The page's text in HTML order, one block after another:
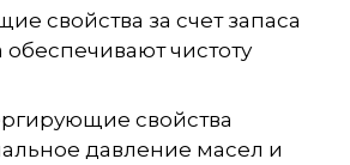
свойства за счет запаса
чистоту
свойства
давление масел и